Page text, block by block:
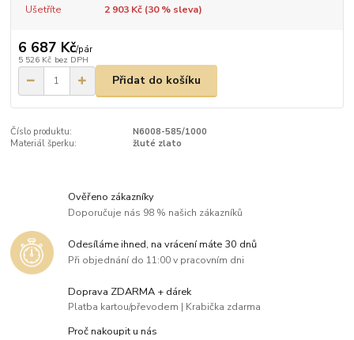
Ušetříte
2 903 Kč (30% sleva)
6 687 Kč/pár
5 526 Kč bez DPH
Přidat do košíku
Číslo produktu:
N6008-585/1000
Materiál šperku:
žluté zlato
Ověřeno zákazníky
Doporučuje nás 98 % našich zákazníků
Odesíláme ihned, na vrácení máte 30 dnů
Při objednání do 11:00 v pracovním dni
Doprava ZDARMA + dárek
Platba kartou/převodem | Krabička zdarma
Proč nakoupit u nás